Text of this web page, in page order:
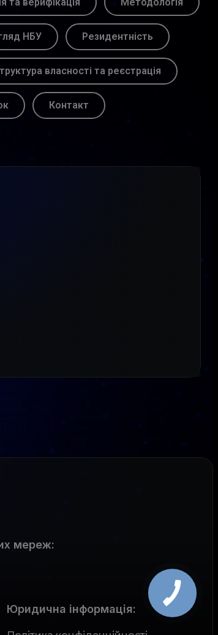
НБУ Резидентність
власності та реєстрація
Контакт
мереж:
Юридична інформація: